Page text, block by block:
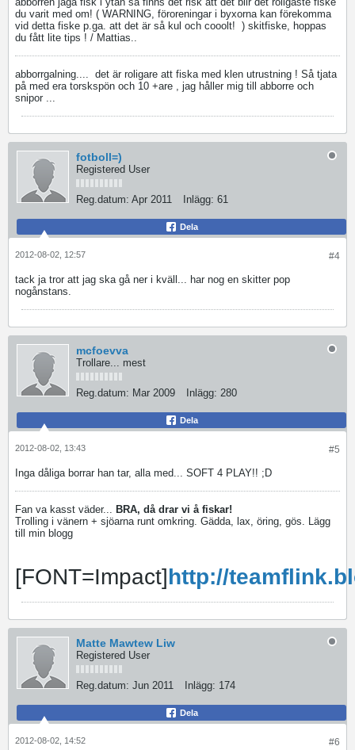
du varit med om! ( WARNING, föroreningar i byxorna kan förekomma
vid detta fiske p.ga. att det är så kul och cooolt! ) skitfiske, hoppas
du fått lite tips ! / Mattias..
abborrgalning.... det är roligare att fiska med klen utrustning ! Så tjata
på med era torskspön och 10 +are , jag håller mig till abborre och
snipor ...
fotboll=)
Registered User
Reg.datum: Apr 2011 Inlägg: 61
Dela
#4
2012-08-02, 12:57
tack ja tror att jag ska gå ner i kväll... har nog en skitter pop
nogånstans.
mcfoevva
Trollare... mest
Reg.datum: Mar 2009 Inlägg: 280
Dela
#5
2012-08-02, 13:43
Inga dåliga borrar han tar, alla med... SOFT 4 PLAY!! ;D
Fan va kasst väder... BRA, då drar vi å fiskar!
Trolling i vänern + sjöarna runt omkring. Gädda, lax, öring, gös. Lägg
till min blogg
[FONT=Impact]http://
Matte Mawtew Liw
Registered User
Reg.datum: Jun 2011 Inlägg: 174
Dela
#6
2012-08-02, 14:52